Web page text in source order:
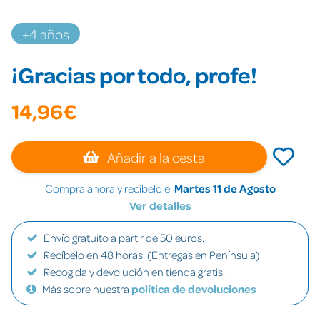
+4 años
¡Gracias por todo, profe!
14,96€
Añadir a la cesta
Compra ahora y recíbelo el Martes 11 de Agosto
Ver detalles
Envío gratuito a partir de 50 euros.
Recíbelo en 48 horas. (Entregas en Península)
Recogida y devolución en tienda gratis.
Más sobre nuestra política de devoluciones